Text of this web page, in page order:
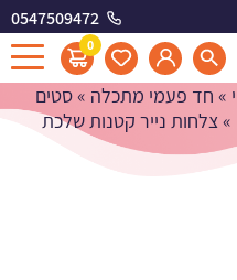
0547509472
0
שלכת
» חד פעמי מתכלה »סטים
»צלחות נייר קטנות שלכת